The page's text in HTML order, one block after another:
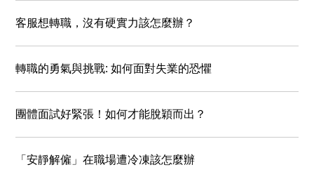
客服想轉職，沒有硬實力該怎麼辦？
轉職的勇氣與挑戰: 如何面對失業的恐懼
團體面試好緊張！如何才能脫穎而出？
「安靜解僱」在職場遭冷凍該怎麼辦